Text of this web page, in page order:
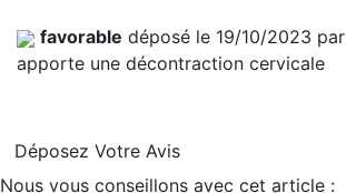
favorable déposé le 19/10/2023 par
apporte une décontraction cervicale
Déposez Votre Avis
Nous vous conseillons avec cet article :